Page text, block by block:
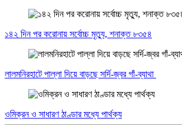
১৪২ দিন পর করোনায় সর্বোচ্চ মৃত্যু, শনাক্ত ৮৩৫৪
লালমনিরহাটে পাল্লা দিয়ে বাড়ছে সর্দি-জ্বর গাঁ-ব্যাথা
ওমিক্রন ও সাধারণ ঠাণ্ডার মধ্যে পার্থক্য